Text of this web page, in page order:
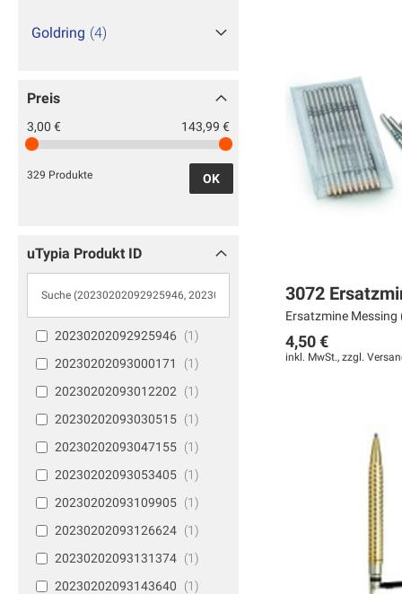
3072
Ersatzmine Messing
4,50 €
inkl. MwSt., zzgl.
In den Warenkorb
MERKEN
ZUR
In den Warenkorb
MERKEN
ZUR
Weiter
MERKEN
ZUR
Goldring 4
Preis
3,00 € 143,99 €
329 Produkte OK
uTypia Produkt ID
20230202092925946
1
20230202093000171
1
20230202093012202
1
20230202093030515
1
20230202093047155
1
20230202093053405
1
20230202093109905
1
20230202093126624
1
20230202093131374
1
20230202093143640
1